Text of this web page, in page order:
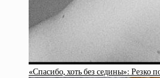
«Спасибо, хоть без седины»: Резко